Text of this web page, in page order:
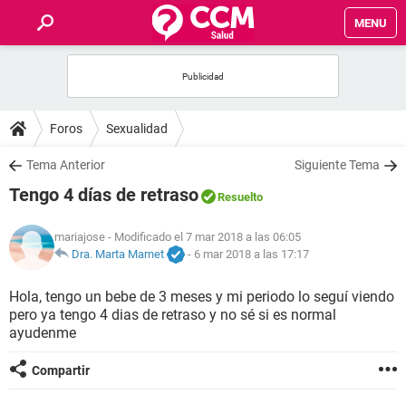
MENU
FOROS
SALUD
FAMILIA
NUTRICIÓN
BIENESTAR
Foros Sexualidad
Tema Anterior Siguiente Tema
Tengo 4 días de retraso Resuelto
mariajose - Modificado el 7 mar 2018 a las 06:05
Dra. Marta Marnet
- 6 mar 2018 a las 17:17
Hola, tengo un bebe de 3 meses y mi periodo lo seguí viendo
pero ya tengo 4 dias de retraso y no sé si es normal
ayudenme
Compartir